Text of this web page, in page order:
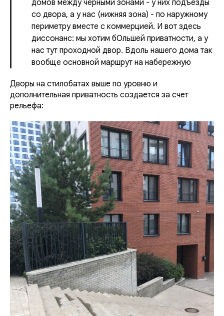
домов между черными зонами - у них подъезды
со двора, а у нас (нижняя зона) - по наружному
периметру вместе с коммерцией. И вот здесь
диссонанс: мы хотим бОльшей приватности, а у
нас тут проходной двор. Вдоль нашего дома так
вообще основной маршрут на набережную
Дворы на стилобатах выше по уровню и
дополнительная приватность создается за счет
рельефа: